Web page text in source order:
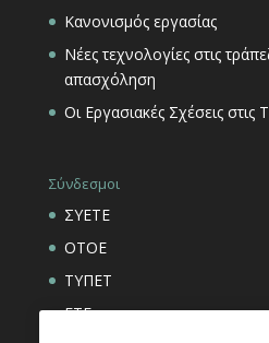
Κανονισμός εργασίας
Νέες τεχνολογίες στις
απασχόληση
Οι Εργασιακές Σχέσεις στις
Σύνδεσμοι
ΣΥΕΤΕ
ΟΤΟΕ
ΤΥΠΕΤ
ΕΤΕ